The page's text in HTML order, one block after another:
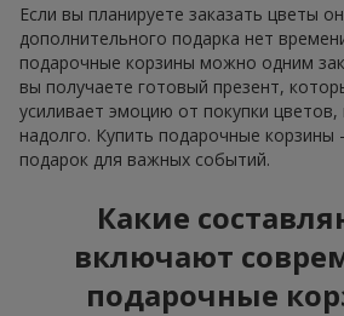
Если вы планируете заказать цветы
дополнительного подарка нет
подарочные корзины можно одним
вы получаете готовый презент,
усиливает эмоцию от покупки
надолго. Купить подарочные
подарок для важных событий.
Какие
включают
подарочные